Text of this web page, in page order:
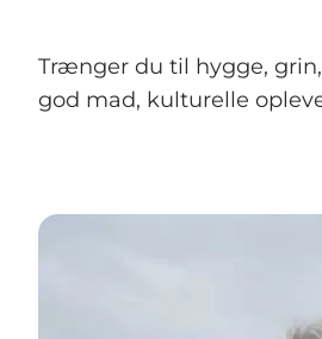
Sov godt
Book overnatning
Trænger du til hygge,
god mad, kulturelle